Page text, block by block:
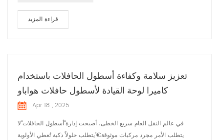
قراءة المزيد
تعزيز سلامة وكفاءة أسطول الحافلات باستخدام
كاميرا لوحة القيادة لأسطول حافلات هواباو
Apr 18 , 2025
في عالم النقل العام سريع الخطى، أصبحت إدارة"أسطول الحافلات"لا
يتطلب الأمر مجرد مركبات موثوقة€"يتطلب حلولاً ذكية تُعطي الأولوية